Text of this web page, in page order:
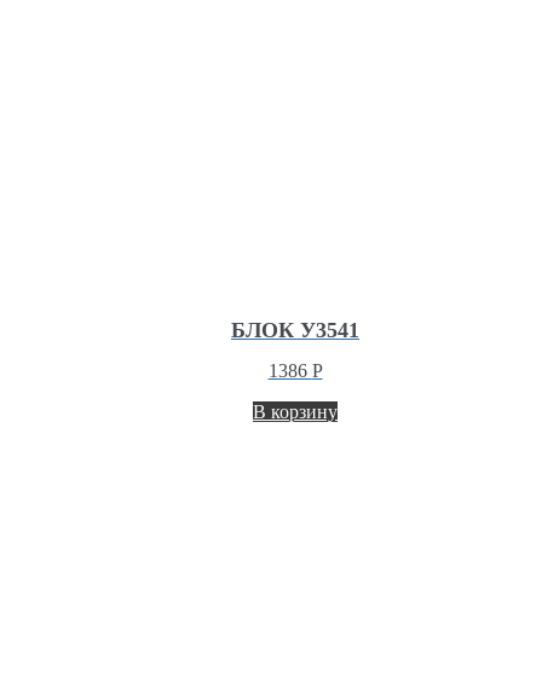
БЛОК У3541
1386 Р
В корзину